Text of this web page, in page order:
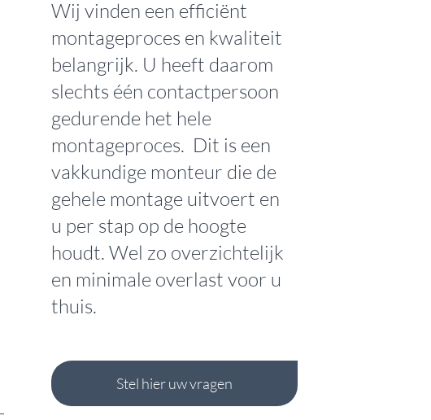
Wij vinden een efficiënt
montageproces en kwaliteit
belangrijk. U heeft daarom
slechts één contactpersoon
gedurende het hele
montageproces. Dit is een
vakkundige monteur die de
gehele montage uitvoert en
u per stap op de hoogte
houdt. Wel zo overzichtelijk
en minimale overlast voor u
thuis.
Stel hier uw vragen